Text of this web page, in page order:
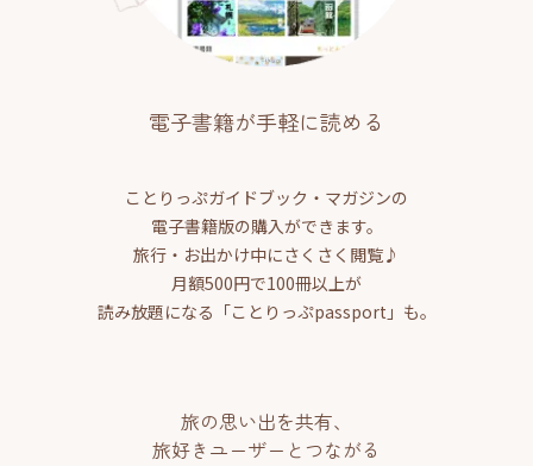
電子書籍が手軽に読める
ことりっぷガイドブック・マガジンの
電子書籍版の購入ができます。
旅行・お出かけ中にさくさく閲覧♪
月額500円で100冊以上が
読み放題になる「ことりっぷpassport」も。
旅の思い出を共有、
旅好きユーザーとつながる